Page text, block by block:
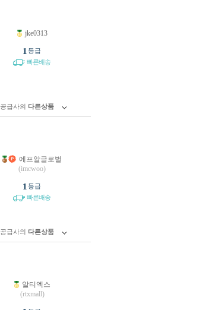
jke0313
1 등급
빠른배송
공급사의 다른상품
에프알글로벌
(imcwoo)
1 등급
빠른배송
공급사의 다른상품
알티엑스
(rtxmall)